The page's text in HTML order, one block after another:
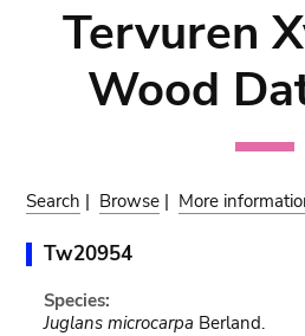
Tervuren
Wood
Search | Browse | More
Tw20954
Species:
Juglans microcarpa Berland.